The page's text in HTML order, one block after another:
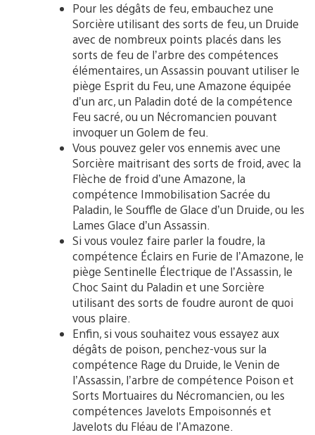
Pour les dégâts de feu, embauchez une
Sorcière utilisant des sorts de feu, un Druide
avec de nombreux points placés dans les
sorts de feu de l’arbre des compétences
élémentaires, un Assassin pouvant utiliser le
piège Esprit du Feu, une Amazone équipée
d’un arc, un Paladin doté de la compétence
Feu sacré, ou un Nécromancien pouvant
invoquer un Golem de feu.
Vous pouvez geler vos ennemis avec une
Sorcière maitrisant des sorts de froid, avec la
Flèche de froid d’une Amazone, la
compétence Immobilisation Sacrée du
Paladin, le Souffle de Glace d’un Druide, ou les
Lames Glace d’un Assassin.
Si vous voulez faire parler la foudre, la
compétence Éclairs en Furie de l’Amazone, le
piège Sentinelle Électrique de l’Assassin, le
Choc Saint du Paladin et une Sorcière
utilisant des sorts de foudre auront de quoi
vous plaire.
Enfin, si vous souhaitez vous essayez aux
dégâts de poison, penchez-vous sur la
compétence Rage du Druide, le Venin de
l’Assassin, l’arbre de compétence Poison et
Sorts Mortuaires du Nécromancien, ou les
compétences Javelots Empoisonnés et
Javelots du Fléau de l’Amazone.